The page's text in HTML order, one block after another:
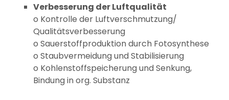
Verbesserung der Luftqualität
o Kontrolle der Luftverschmutzung/
Qualitätsverbesserung
o Sauerstoffproduktion durch Fotosynthese
o Staubvermeidung und Stabilisierung
o Kohlenstoffspeicherung und Senkung,
Bindung in org. Substanz